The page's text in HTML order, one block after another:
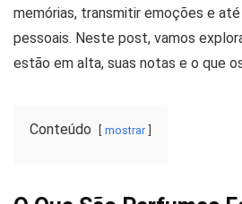
memórias, transmitir emoções e
pessoais. Neste post, vamos
estão em alta, suas notas e o que
Conteúdo mostrar